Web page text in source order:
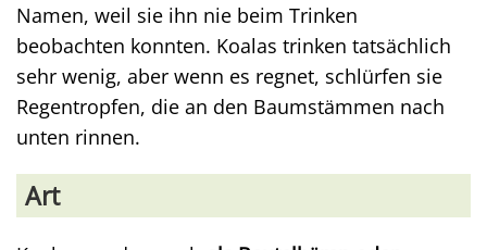
Namen, weil sie ihn nie beim Trinken
beobachten konnten. Koalas trinken tatsächlich
sehr wenig, aber wenn es regnet, schlürfen sie
Regentropfen, die an den Baumstämmen nach
unten rinnen.
Art